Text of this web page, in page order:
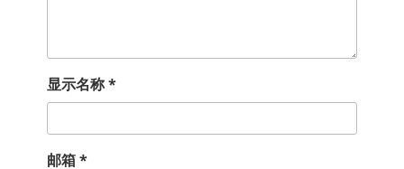
显示名称*
邮箱*